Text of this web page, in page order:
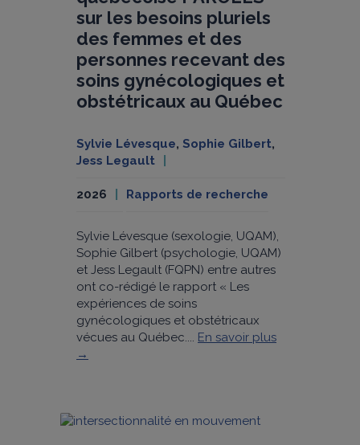
sur les besoins pluriels
des femmes et des
personnes recevant des
soins gynécologiques et
obstétricaux au Québec
Sylvie Lévesque, Sophie Gilbert,
Jess Legault
2026 Rapports de recherche
Sylvie Lévesque (sexologie, UQAM),
Sophie Gilbert (psychologie, UQAM)
et Jess Legault (FQPN) entre autres
ont co-rédigé le rapport « Les
expériences de soins
gynécologiques et obstétricaux
vécues au Québec.... En savoir plus
→